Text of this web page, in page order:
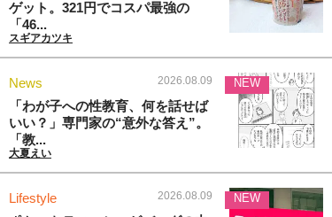
ゲット。321円でコスパ最強の
「46...
スギアカツキ
News 2026.08.09
「わが子への性教育、何を話せば
いい？」専門家の“意外な答え”。
「教...
大夏えい
NEW
Lifestyle 2026.08.09 NEW